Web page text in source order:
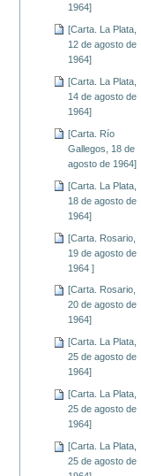
1964]
[Carta. La Plata,
12 de agosto de
1964]
[Carta. La Plata,
14 de agosto de
1964]
[Carta. Río
Gallegos, 18 de
agosto de 1964]
[Carta. La Plata,
18 de agosto de
1964]
[Carta. Rosario,
19 de agosto de
1964 ]
[Carta. Rosario,
20 de agosto de
1964]
[Carta. La Plata,
25 de agosto de
1964]
[Carta. La Plata,
25 de agosto de
1964]
[Carta. La Plata,
25 de agosto de